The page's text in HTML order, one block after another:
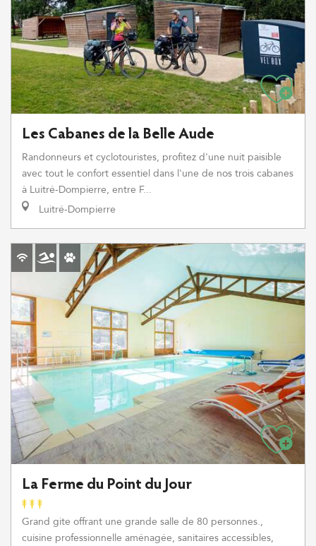
Les Cabanes de la Belle Aude
Randonneurs et cyclotouristes, profitez d'une nuit paisible
avec tout le confort essentiel dans l'une de nos trois cabanes
à Luitré-Dompierre, entre F...
Luitré-Dompierre
La Ferme du Point du Jour
Grand gite offrant une grande salle de 80 personnes.,
cuisine professionnelle aménagée, sanitaires accessibles,